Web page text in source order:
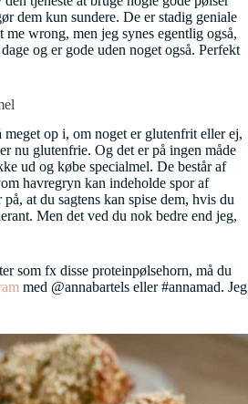
dem kun sundere. De er stadig geniale
me wrong, men jeg synes egentlig også,
og er gode uden noget også. Perfekt
op i, om noget er glutenfrit eller ej,
nu glutenfrie. Og det er på ingen måde
ud og købe specialmel. De består af
havregryn kan indeholde spor af
at du sagtens kan spise dem, hvis du
Men det ved du nok bedre end jeg,
som fx disse proteinpølsehorn, må du
med @annabartels eller #annamad. Jeg